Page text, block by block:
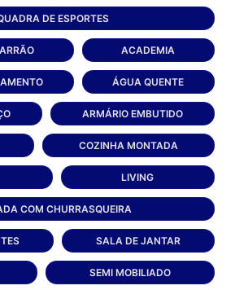
DE ESPORTES
ACADEMIA
ÁGUA QUENTE
ARMÁRIO EMBUTIDO
COZINHA MONTADA
LIVING
COM CHURRASQUEIRA
SALA DE JANTAR
SEMI MOBILIADO